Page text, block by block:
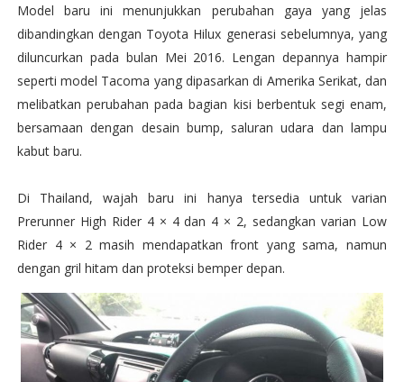
Model baru ini menunjukkan perubahan gaya yang jelas
dibandingkan dengan Toyota Hilux generasi sebelumnya, yang
diluncurkan pada bulan Mei 2016. Lengan depannya hampir
seperti model Tacoma yang dipasarkan di Amerika Serikat, dan
melibatkan perubahan pada bagian kisi berbentuk segi enam,
bersamaan dengan desain bump, saluran udara dan lampu
kabut baru.
Di Thailand, wajah baru ini hanya tersedia untuk varian
Prerunner High Rider 4 × 4 dan 4 × 2, sedangkan varian Low
Rider 4 × 2 masih mendapatkan front yang sama, namun
dengan gril hitam dan proteksi bemper depan.